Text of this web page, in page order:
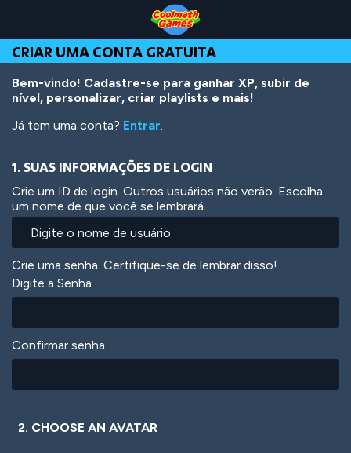
Top
of
Page
Navigation
Main
Content
Footer
o
conteúdo
principal
CRIAR UMA CONTA GRATUITA
Bem-vindo! Cadastre-se para ganhar XP, subir de
nível, personalizar, criar playlists e mais!
Já tem uma conta? Entrar.
1. SUAS INFORMAÇÕES DE LOGIN
Crie um ID de login. Outros usuários não verão. Escolha
um nome de que você se lembrará.
Crie uma senha. Certifique-se de lembrar disso!
Digite a Senha
Confirmar senha
2. CHOOSE AN AVATAR